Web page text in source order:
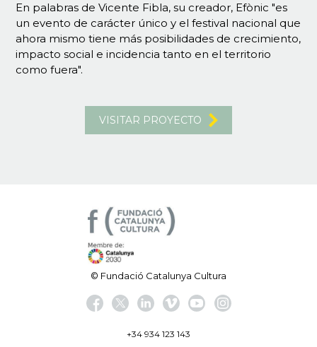
En palabras de Vicente Fibla, su creador, Efònic "es
un evento de carácter único y el festival nacional que
ahora mismo tiene más posibilidades de crecimiento,
impacto social e incidencia tanto en el territorio
como fuera".
VISITAR PROYECTO
© Fundació Catalunya Cultura
+34 934 123 143